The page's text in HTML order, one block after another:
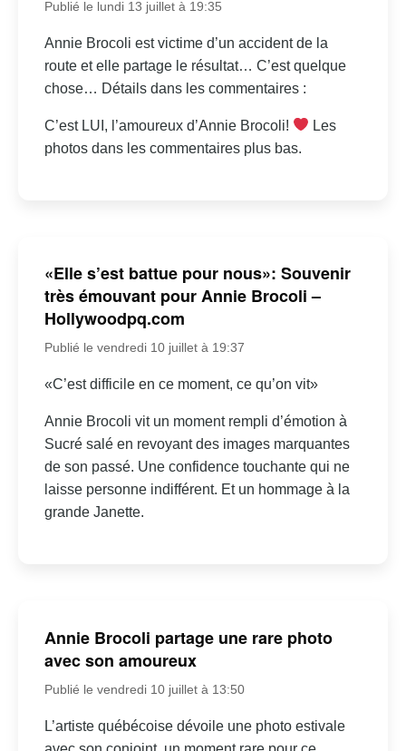
Publié le lundi 13 juillet à 19:35
Annie Brocoli est victime d’un accident de la
route et elle partage le résultat… C’est quelque
chose… Détails dans les commentaires :
C’est LUI, l’amoureux d’Annie Brocoli!
Les
photos dans les commentaires plus bas.
«Elle s’est battue pour nous»: Souvenir
très émouvant pour Annie Brocoli –
Hollywoodpq.com
Publié le vendredi 10 juillet à 19:37
«C’est difficile en ce moment, ce qu’on vit»
Annie Brocoli vit un moment rempli d’émotion à
Sucré salé en revoyant des images marquantes
de son passé. Une confidence touchante qui ne
laisse personne indifférent. Et un hommage à la
grande Janette.
Annie Brocoli partage une rare photo
avec son amoureux
Publié le vendredi 10 juillet à 13:50
L’artiste québécoise dévoile une photo estivale